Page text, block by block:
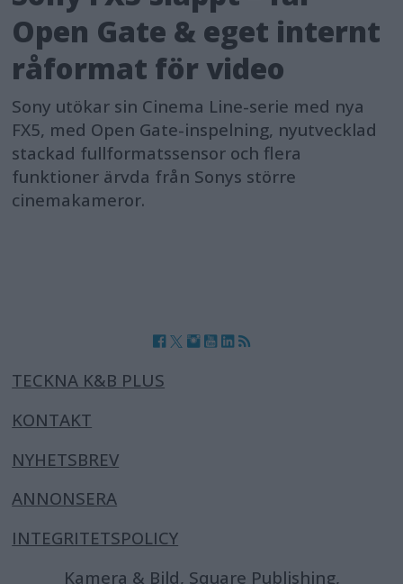
Open Gate & eget internt
råformat för video
Sony utökar sin Cinema Line-serie med nya
FX5, med Open Gate-inspelning, nyutvecklad
stackad fullformatssensor och flera
funktioner ärvda från Sonys större
cinemakameror.
TECKNA K&B PLUS
KONTAKT
NYHETSBREV
ANNONSERA
INTEGRITETSPOLICY
Kamera & Bild, Square Publishing,